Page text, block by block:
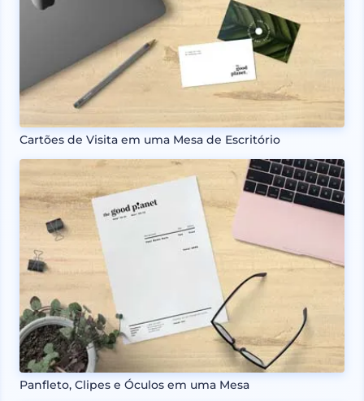
Cartões de Visita em uma Mesa de Escritório
Panfleto, Clipes e Óculos em uma Mesa